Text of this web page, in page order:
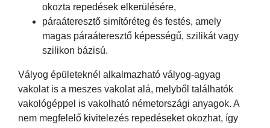
okozta repedések elkerülésére,
páraáteresztő simítóréteg és festés, amely
magas páraáteresztő képességű, szilikát vagy
szilikon bázisú.
Vályog épületeknél alkalmazható vályog-agyag
vakolat is a meszes vakolat alá, melyből találhatók
vakológéppel is vakolható németországi anyagok. A
nem megfelelő kivitelezés repedéseket okozhat, így